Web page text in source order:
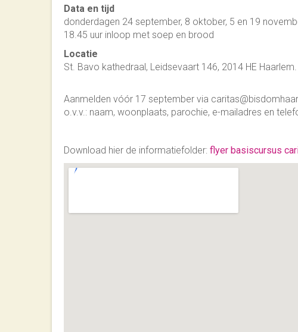
Data en tijd
donderdagen 24 september, 8 oktober, 5 en 19
18.45 uur inloop met soep en brood
Locatie
St. Bavo kathedraal, Leidsevaart 146, 2014 HE
Aanmelden vóór 17 september via
o.v.v.: naam, woonplaats, parochie, e-mailadres en
Download hier de informatiefolder: flyer basiscursus